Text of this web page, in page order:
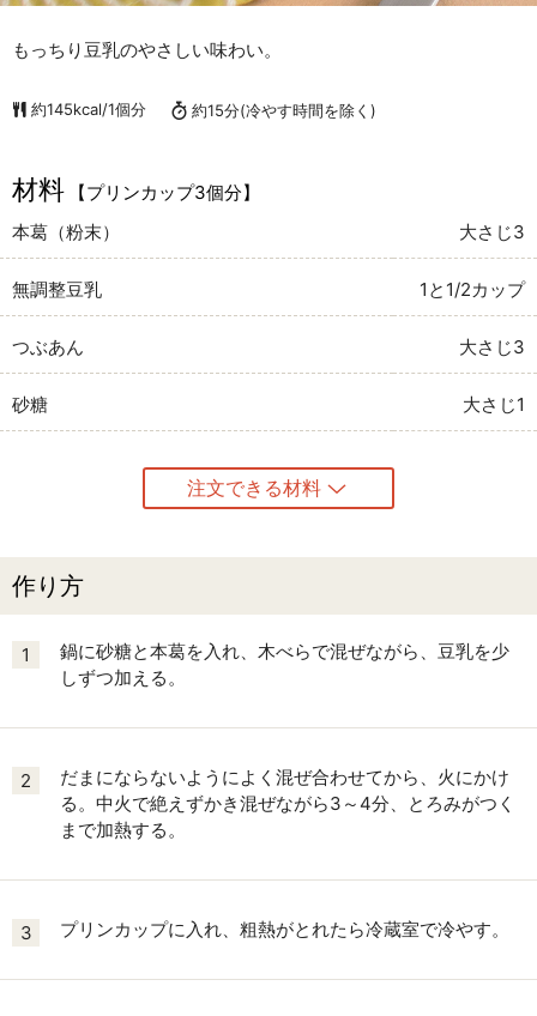
もっちり豆乳のやさしい味わい。
約145kcal/1個分 約15分(冷やす時間を除く)
材料
【プリンカップ3個分】
本葛（粉末）
大さじ3
無調整豆乳 1と1/2カップ
つぶあん 大さじ3
砂糖 大さじ1
注文できる材料
作り方
1
鍋に砂糖と本葛を入れ、木べらで混ぜながら、豆乳を少
しずつ加える。
2
だまにならないようによく混ぜ合わせてから、火にかけ
る。中火で絶えずかき混ぜながら3～4分、とろみがつく
まで加熱する。
3 プリンカップに入れ、粗熱がとれたら冷蔵室で冷やす。